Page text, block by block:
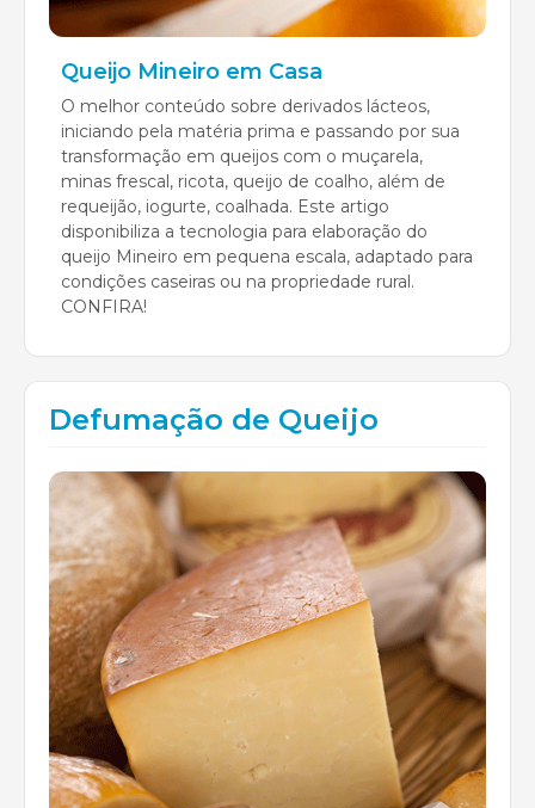
Queijo Mineiro em Casa
O melhor conteúdo sobre derivados lácteos,
iniciando pela matéria prima e passando por sua
transformação em queijos com o muçarela,
minas frescal, ricota, queijo de coalho, além de
requeijão, iogurte, coalhada. Este artigo
disponibiliza a tecnologia para elaboração do
queijo Mineiro em pequena escala, adaptado para
condições caseiras ou na propriedade rural.
CONFIRA!
Defumação de Queijo